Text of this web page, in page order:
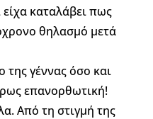
καταλάβει πως
θηλασμό μετά
της γέννας όσο και
επανορθωτική!
Από τη στιγμή της